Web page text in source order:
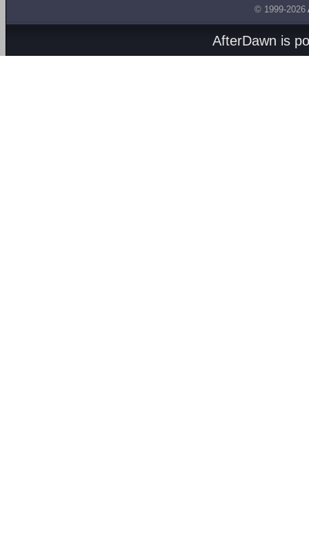
© 1999-2026
AfterDawn is